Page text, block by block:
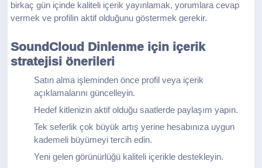
birkaç gün içinde kaliteli içerik yayınlamak, yorumlara cevap
vermek ve profilin aktif olduğunu göstermek gerekir.
SoundCloud Dinlenme için içerik
stratejisi önerileri
Satın alma işleminden önce profil veya içerik
açıklamalarını güncelleyin.
Hedef kitlenizin aktif olduğu saatlerde paylaşım yapın.
Tek seferlik çok büyük artış yerine hesabınıza uygun
kademeli büyümeyi tercih edin.
Yeni gelen görünürlüğü kaliteli içerikle destekleyin.